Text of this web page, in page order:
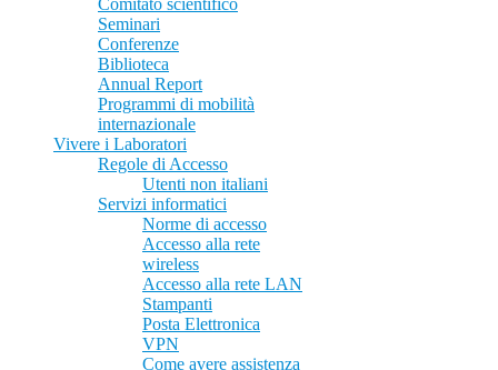
Comitato scientifico
Seminari
Conferenze
Biblioteca
Annual Report
Programmi di mobilità
internazionale
Vivere i Laboratori
Regole di Accesso
Utenti non italiani
Servizi informatici
Norme di accesso
Accesso alla rete
wireless
Accesso alla rete LAN
Stampanti
Posta Elettronica
VPN
Come avere assistenza